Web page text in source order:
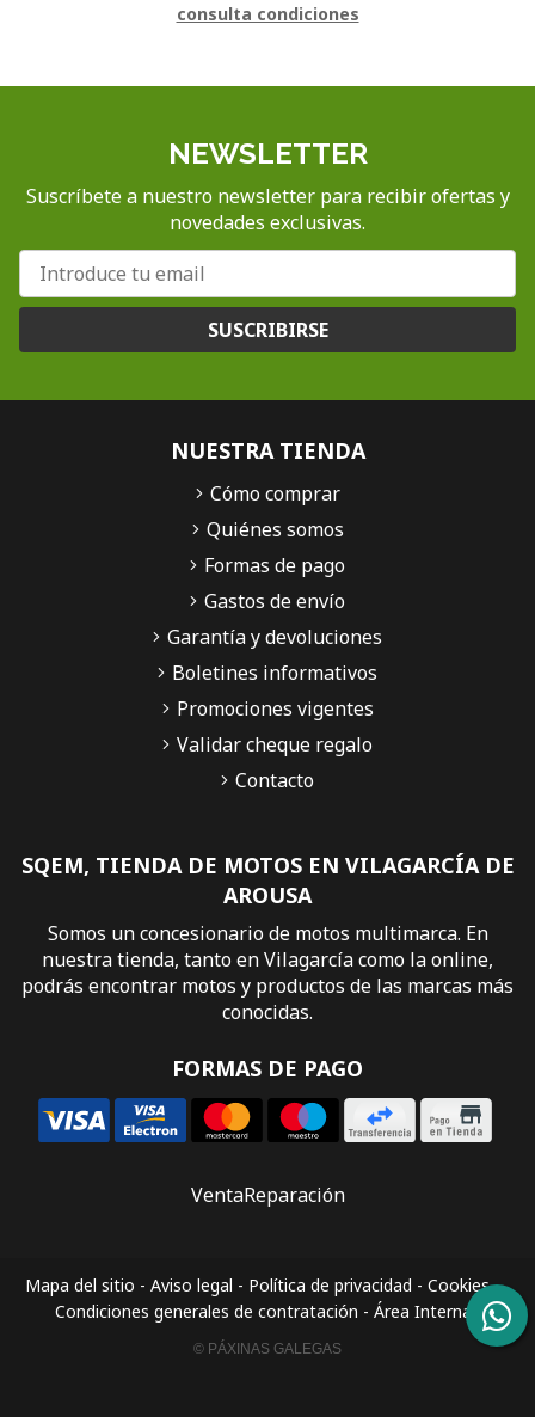
consulta condiciones
NEWSLETTER
Suscríbete a nuestro newsletter para recibir ofertas y
novedades exclusivas.
SUSCRIBIRSE
SQEM, TIENDA DE MOTOS EN VILAGARCÍA DE
AROUSA
Somos un concesionario de motos multimarca. En
nuestra tienda, tanto en Vilagarcía como la online,
podrás encontrar motos y productos de las marcas más
conocidas.
FORMAS DE PAGO
NUESTRA TIENDA
Cómo comprar
Quiénes somos
Formas de pago
Gastos de envío
Garantía y devoluciones
Boletines informativos
Promociones vigentes
Validar cheque regalo
Contacto
VentaReparación
Mapa del sitio - Aviso legal - Política de privacidad - Cookies-
Condiciones generales de contratación - Área Interna
© PÁXINAS GALEGAS